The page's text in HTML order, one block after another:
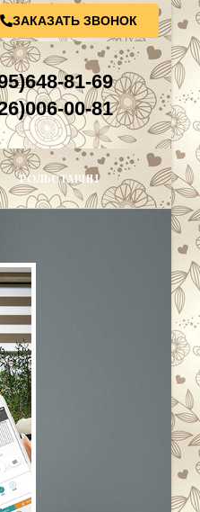
ЗАКАЗАТЬ ЗВОНОК
81-69
00-81
РОЛЬСТАВНИ